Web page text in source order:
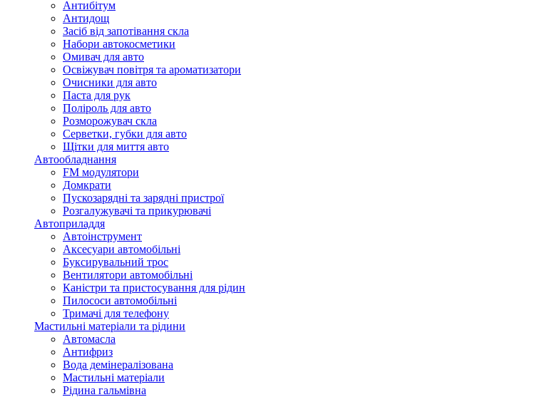
Антибітум
Антидощ
Засіб від запотівання скла
Набори автокосметики
Омивач для авто
Освіжувач повітря та ароматизатори
Очисники для авто
Паста для рук
Поліроль для авто
Розморожувач скла
Серветки, губки для авто
Щітки для миття авто
Автообладнання
FM модулятори
Домкрати
Пускозарядні та зарядні пристрої
Розгалужувачі та прикурювачі
Автоприладдя
Автоінструмент
Аксесуари автомобільні
Буксирувальний трос
Вентилятори автомобільні
Каністри та пристосування для рідин
Пилососи автомобільні
Тримачі для телефону
Мастильні матеріали та рідини
Автомасла
Антифриз
Вода демінералізована
Мастильні матеріали
Рідина гальмівна